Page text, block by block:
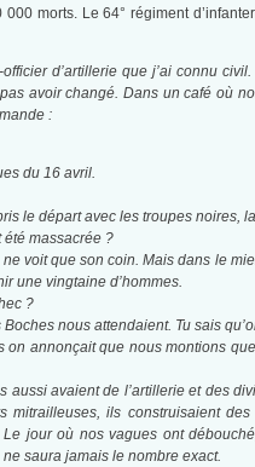
morts. Le 64° régiment
d’artillerie que j’ai connu
avoir changé. Dans un café où
:
du 16 avril.
le départ avec les troupes noires,
été massacrée ?
ne voit que son coin. Mais dans le
une vingtaine d’hommes.
?
nous attendaient. Tu sais
on annonçait que nous montions
aussi avaient de l’artillerie et des
mitrailleuses, ils construisaient
Le jour où nos vagues ont
saura jamais le nombre exact.